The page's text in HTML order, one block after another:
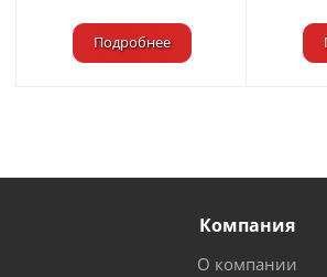
Подробнее
Компания
О компании